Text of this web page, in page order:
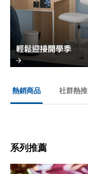
熱銷商品 社群熱推
系列推薦